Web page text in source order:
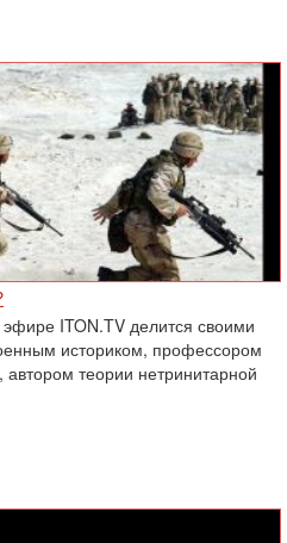
ITON.TV делится своими
историком, профессором
автором теории нетринитарной